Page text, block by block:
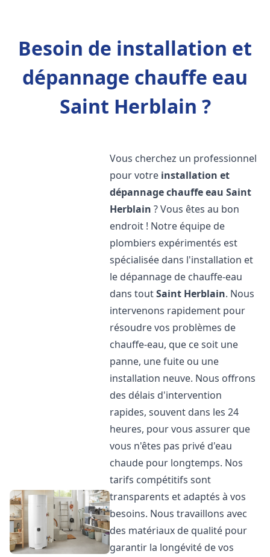
Besoin de installation et
dépannage chauffe eau
Saint Herblain ?
Vous cherchez un professionnel
pour votre installation et
dépannage chauffe eau Saint
Herblain ? Vous êtes au bon
endroit ! Notre équipe de
plombiers expérimentés est
spécialisée dans l'installation et
le dépannage de chauffe-eau
dans toutSaint Herblain. Nous
intervenons rapidement pour
résoudre vos problèmes de
chauffe-eau, que ce soit une
panne, une fuite ou une
installation neuve. Nous offrons
des délais d'intervention
rapides, souvent dans les 24
heures, pour vous assurer que
vous n'êtes pas privé d'eau
chaude pour longtemps. Nos
tarifs compétitifs sont
transparents et adaptés à vos
besoins. Nous travaillons avec
des matériaux de qualité pour
garantir la longévité de vos